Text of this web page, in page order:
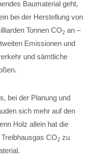
Baumaterial geht,
bei der Herstellung von
Tonnen CO2 an –
Emissionen und
und sämtliche
bei der Planung und
sich mehr auf den
Holz allein hat die
CO2 zu